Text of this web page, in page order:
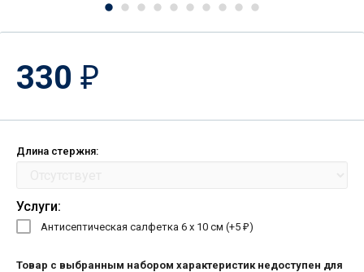
330 ₽
Длина стержня:
Услуги:
Антисептическая салфетка 6 х 10 см (+5 ₽)
Товар с выбранным набором характеристик недоступен для